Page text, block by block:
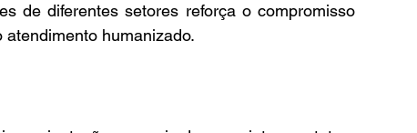
de diferentes setores reforça o compromisso
humanizado.